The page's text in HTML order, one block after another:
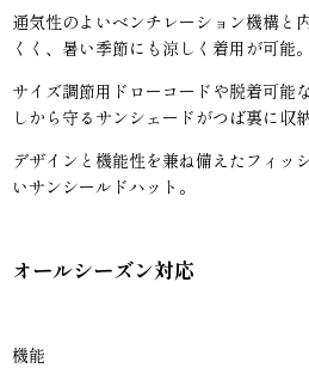
通気性のよいベンチレーション機構と
くく、暑い季節にも涼しく着用が可能。
サイズ調節用ドローコードや脱着可能
しから守るサンシェードがつば裏に収
デザインと機能性を兼ね備えたフィッ
いサンシールドハット。
オールシーズン対応
機能